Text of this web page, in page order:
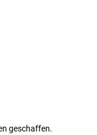
geschaffen.